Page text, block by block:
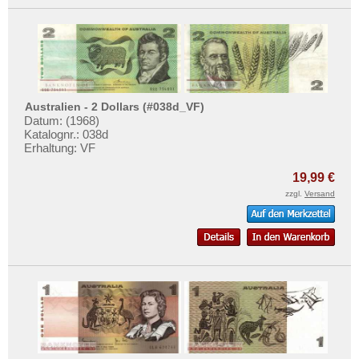
Australien - 2 Dollars (#038d_VF)
Datum: (1968)
Katalognr.: 038d
Erhaltung: VF
19,99 €
zzgl. Versand